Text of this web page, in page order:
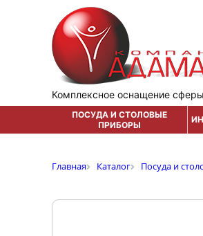
Комплексное оснащение
ПОСУДА И СТОЛОВЫЕ
ПРИБОРЫ
Главная Каталог Посуда и